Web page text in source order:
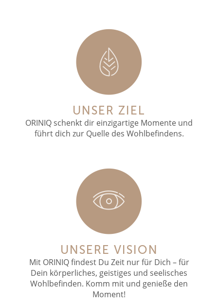
UNSER ZIEL
ORINIQ schenkt dir einzigartige Momente und
führt dich zur Quelle des Wohlbefindens.
UNSERE VISION
Mit ORINIQ findest Du Zeit nur für Dich – für
Dein körperliches, geistiges und seelisches
Wohlbefinden. Komm mit und genieße den
Moment!